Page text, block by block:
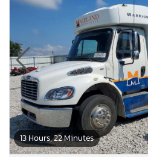
13 Hours, 22 Minutes